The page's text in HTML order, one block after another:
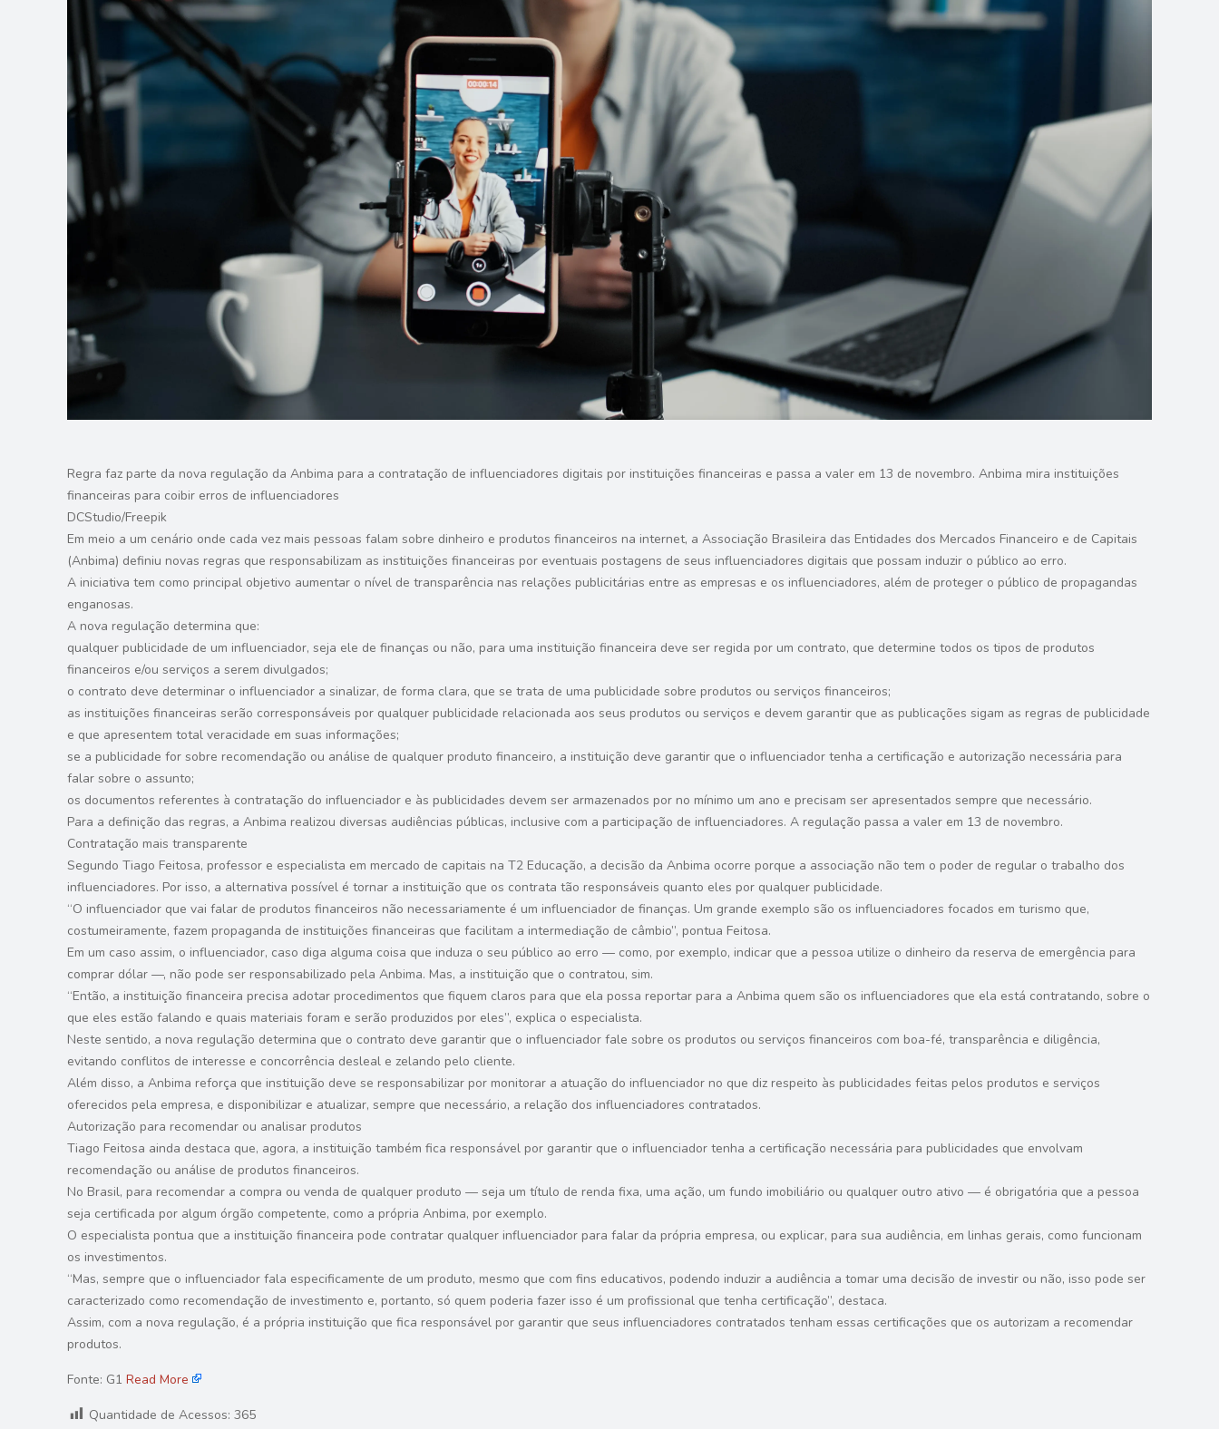
Regra faz parte da nova regulação da Anbima para a contratação de influenciadores digitais por instituições financeiras e passa a valer em 13 de novembro. Anbima mira instituições
financeiras para coibir erros de influenciadores
DCStudio/Freepik
Em meio a um cenário onde cada vez mais pessoas falam sobre dinheiro e produtos financeiros na internet, a Associação Brasileira das Entidades dos Mercados Financeiro e de Capitais
(Anbima) definiu novas regras que responsabilizam as instituições financeiras por eventuais postagens de seus influenciadores digitais que possam induzir o público ao erro.
A iniciativa tem como principal objetivo aumentar o nível de transparência nas relações publicitárias entre as empresas e os influenciadores, além de proteger o público de propagandas
enganosas.
A nova regulação determina que:
qualquer publicidade de um influenciador, seja ele de finanças ou não, para uma instituição financeira deve ser regida por um contrato, que determine todos os tipos de produtos
financeiros e/ou serviços a serem divulgados;
o contrato deve determinar o influenciador a sinalizar, de forma clara, que se trata de uma publicidade sobre produtos ou serviços financeiros;
as instituições financeiras serão corresponsáveis por qualquer publicidade relacionada aos seus produtos ou serviços e devem garantir que as publicações sigam as regras de publicidade
e que apresentem total veracidade em suas informações;
se a publicidade for sobre recomendação ou análise de qualquer produto financeiro, a instituição deve garantir que o influenciador tenha a certificação e autorização necessária para
falar sobre o assunto;
os documentos referentes à contratação do influenciador e às publicidades devem ser armazenados por no mínimo um ano e precisam ser apresentados sempre que necessário.
Para a definição das regras, a Anbima realizou diversas audiências públicas, inclusive com a participação de influenciadores. A regulação passa a valer em 13 de novembro.
Contratação mais transparente
Segundo Tiago Feitosa, professor e especialista em mercado de capitais na T2 Educação, a decisão da Anbima ocorre porque a associação não tem o poder de regular o trabalho dos
influenciadores. Por isso, a alternativa possível é tornar a instituição que os contrata tão responsáveis quanto eles por qualquer publicidade.
“O influenciador que vai falar de produtos financeiros não necessariamente é um influenciador de finanças. Um grande exemplo são os influenciadores focados em turismo que,
costumeiramente, fazem propaganda de instituições financeiras que facilitam a intermediação de câmbio”, pontua Feitosa.
Em um caso assim, o influenciador, caso diga alguma coisa que induza o seu público ao erro — como, por exemplo, indicar que a pessoa utilize o dinheiro da reserva de emergência para
comprar dólar —, não pode ser responsabilizado pela Anbima. Mas, a instituição que o contratou, sim.
“Então, a instituição financeira precisa adotar procedimentos que fiquem claros para que ela possa reportar para a Anbima quem são os influenciadores que ela está contratando, sobre o
que eles estão falando e quais materiais foram e serão produzidos por eles”, explica o especialista.
Neste sentido, a nova regulação determina que o contrato deve garantir que o influenciador fale sobre os produtos ou serviços financeiros com boa-fé, transparência e diligência,
evitando conflitos de interesse e concorrência desleal e zelando pelo cliente.
Além disso, a Anbima reforça que instituição deve se responsabilizar por monitorar a atuação do influenciador no que diz respeito às publicidades feitas pelos produtos e serviços
oferecidos pela empresa, e disponibilizar e atualizar, sempre que necessário, a relação dos influenciadores contratados.
Autorização para recomendar ou analisar produtos
Tiago Feitosa ainda destaca que, agora, a instituição também fica responsável por garantir que o influenciador tenha a certificação necessária para publicidades que envolvam
recomendação ou análise de produtos financeiros.
No Brasil, para recomendar a compra ou venda de qualquer produto — seja um título de renda fixa, uma ação, um fundo imobiliário ou qualquer outro ativo — é obrigatória que a pessoa
seja certificada por algum órgão competente, como a própria Anbima, por exemplo.
O especialista pontua que a instituição financeira pode contratar qualquer influenciador para falar da própria empresa, ou explicar, para sua audiência, em linhas gerais, como funcionam
os investimentos.
“Mas, sempre que o influenciador fala especificamente de um produto, mesmo que com fins educativos, podendo induzir a audiência a tomar uma decisão de investir ou não, isso pode ser
caracterizado como recomendação de investimento e, portanto, só quem poderia fazer isso é um profissional que tenha certificação”, destaca.
Assim, com a nova regulação, é a própria instituição que fica responsável por garantir que seus influenciadores contratados tenham essas certificações que os autorizam a recomendar
produtos.
Fonte: G1Read More
Quantidade de Acessos: 365